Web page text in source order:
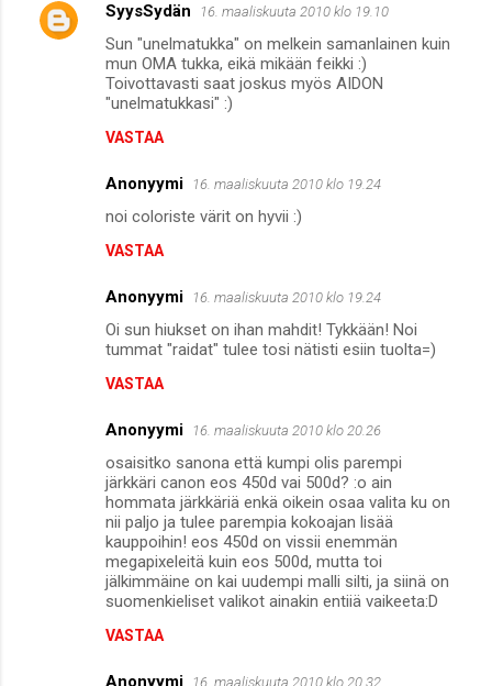
SyysSydän 16. maaliskuuta 2010 klo 19.10
Sun "unelmatukka" on melkein samanlainen kuin
mun OMA tukka, eikä mikään feikki :)
Toivottavasti saat joskus myös AIDON
"unelmatukkasi" :)
VASTAA
Anonyymi 16. maaliskuuta 2010 klo 19.24
noi coloriste värit on hyvii :)
VASTAA
Anonyymi 16. maaliskuuta 2010 klo 19.24
Oi sun hiukset on ihan mahdit! Tykkään! Noi
tummat "raidat" tulee tosi nätisti esiin tuolta=)
VASTAA
Anonyymi 16. maaliskuuta 2010 klo 20.26
osaisitko sanona että kumpi olis parempi
järkkäri canon eos 450d vai 500d? :o ain
hommata järkkäriä enkä oikein osaa valita ku on
nii paljo ja tulee parempia kokoajan lisää
kauppoihin! eos 450d on vissii enemmän
megapixeleitä kuin eos 500d, mutta toi
jälkimmäine on kai uudempi malli silti, ja siinä on
suomenkieliset valikot ainakin entiiä vaikeeta:D
VASTAA
Anonyymi 16. maaliskuuta 2010 klo 20.32